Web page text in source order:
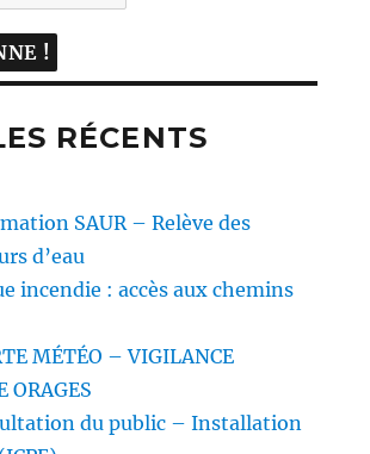
RÉCENTS
SAUR – Relève des
d’eau
incendie : accès aux chemins
MÉTÉO – VIGILANCE
ORAGES
du public – Installation